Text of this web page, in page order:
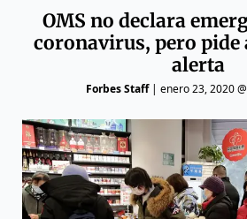
OMS no declara
coronavirus, pero pide
alerta
Forbes Staff| enero 23, 2020